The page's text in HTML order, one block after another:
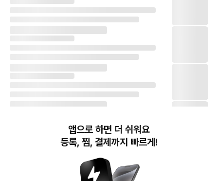
앱으로 하면 더 쉬워요
등록, 찜, 결제까지 빠르게!